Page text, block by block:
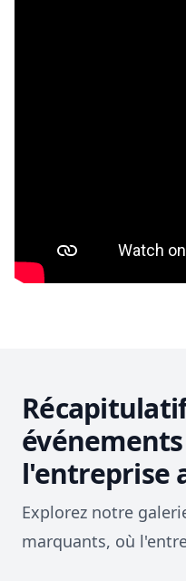
l'entreprise
Explorez notre
marquants, où